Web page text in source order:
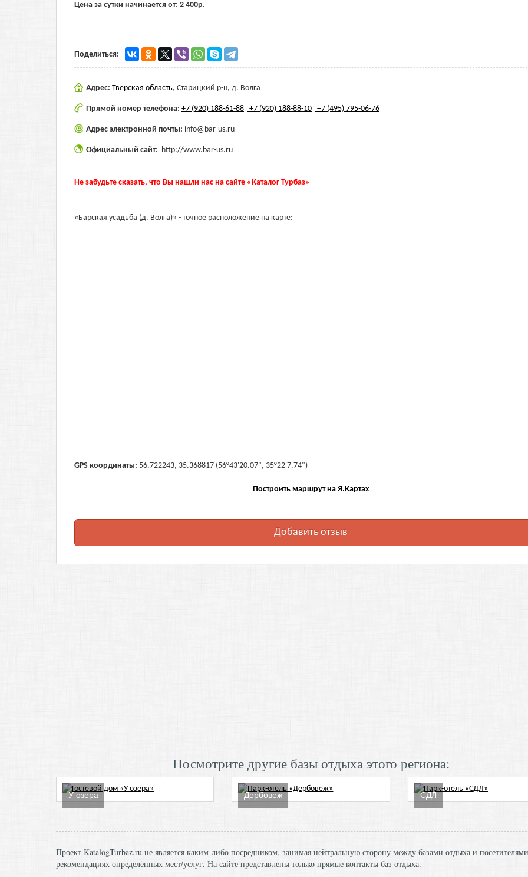
Цена за сутки начинается от: 2 400р.
Поделиться:
Адрес: Тверская область, Старицкий р-н, д. Волга
Прямой номер телефона: +7 (920) 188-61-88 +7 (920) 188-88-10 +7 (495) 795-06-76
Адрес электронной почты: info@bar-us.ru
Официальный сайт: http://www.bar-us.ru
Не забудьте сказать, что Вы нашли нас на сайте «Каталог Турбаз»
«Барская усадьба (д. Волга)» - точное расположение на карте:
GPS координаты: 56.722243, 35.368817 (56°43'20.07", 35°22'7.74")
Построить маршрут на Я.Картах
Добавить отзыв
Посмотрите другие базы отдыха этого региона:
У озера Дербовеж СДЛ
Проект KatalogTurbaz.ru не является каким-либо посредником, занимая нейтральную сторону между базами отдыха и
рекомендациях определённых мест/услуг. На сайте представлены только прямые контакты баз отдыха.